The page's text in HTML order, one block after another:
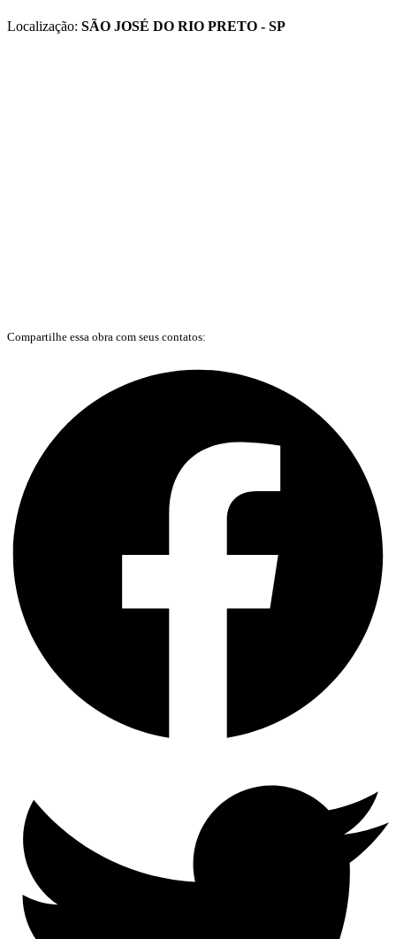
Localização: SÃO JOSÉ DO RIO PRETO - SP
Compartilhe essa obra com seus contatos: